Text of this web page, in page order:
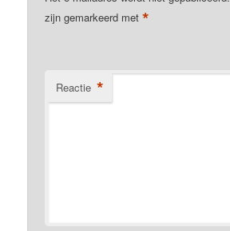
zijn gemarkeerd met*
Reactie *